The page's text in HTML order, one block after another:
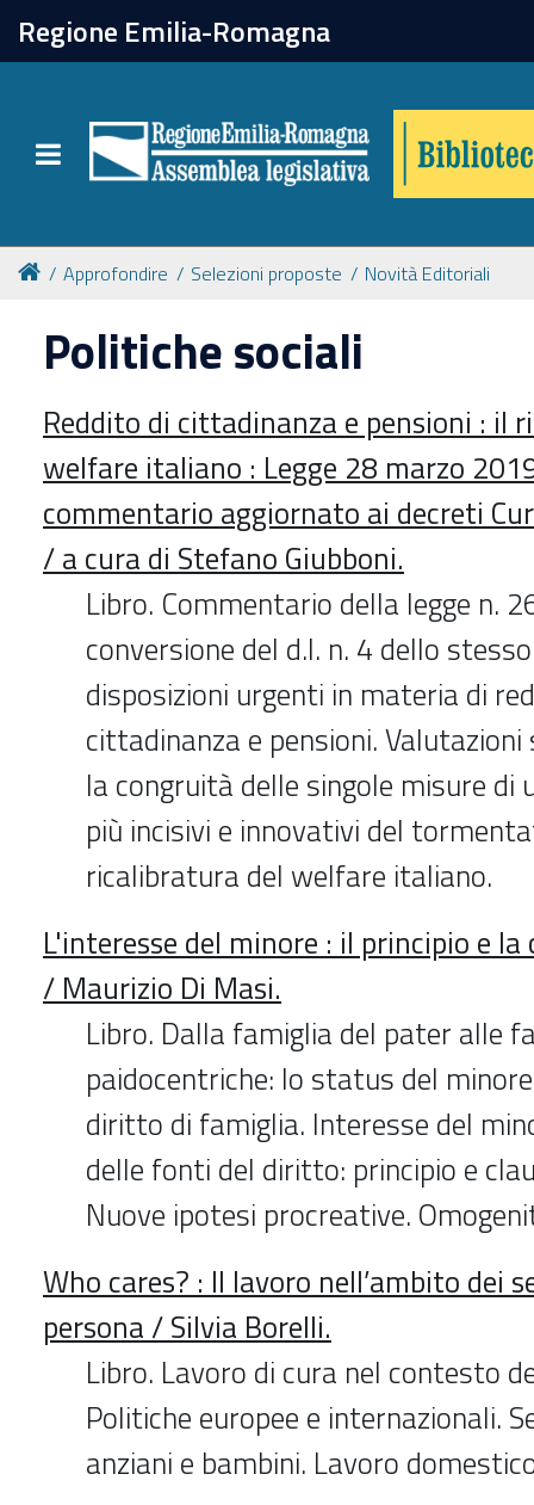
Regione Emilia-Romagna
Toggle navigation
chiudi
Catalogo online
Collezioni
Per approfondire
Appuntamenti
Prenotazione spazi
Approfondire Selezioni proposte Novità Editoriali
Politiche sociali
Reddito di cittadinanza e pensioni : il
welfare italiano : Legge 28 marzo
commentario aggiornato ai decreti
/ a cura di Stefano Giubboni.
Libro. Commentario della legge n.
conversione del d.l. n. 4 dello
disposizioni urgenti in materia di
cittadinanza e pensioni. Valutazioni
la congruità delle singole misure
più incisivi e innovativi del
ricalibratura del welfare italiano.
L'interesse del minore : il principio e la
/ Maurizio Di Masi.
Libro. Dalla famiglia del pater alle
paidocentriche: lo status del
diritto di famiglia. Interesse del
delle fonti del diritto: principio e
Nuove ipotesi procreative.
Who cares? : Il lavoro nell’ambito dei
persona / Silvia Borelli.
Libro. Lavoro di cura nel contesto
Politiche europee e internazionali.
anziani e bambini. Lavoro